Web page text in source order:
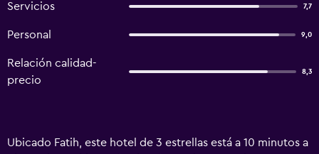
Servicios 7,7
Personal 9,0
Relación calidad-
precio
8,3
Ubicado Fatih, este hotel de 3 estrellas está a 10 minutos a